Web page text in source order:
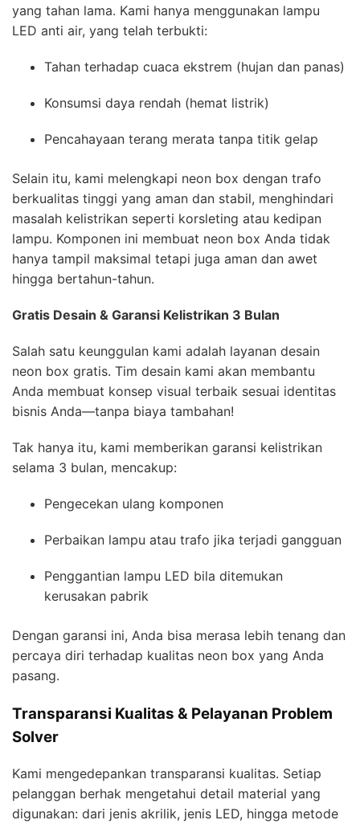
yang tahan lama. Kami hanya menggunakan lampu
LED anti air, yang telah terbukti:
Tahan terhadap cuaca ekstrem (hujan dan panas)
Konsumsi daya rendah (hemat listrik)
Pencahayaan terang merata tanpa titik gelap
Selain itu, kami melengkapi neon box dengan trafo
berkualitas tinggi yang aman dan stabil, menghindari
masalah kelistrikan seperti korsleting atau kedipan
lampu. Komponen ini membuat neon box Anda tidak
hanya tampil maksimal tetapi juga aman dan awet
hingga bertahun-tahun.
Gratis Desain & Garansi Kelistrikan 3 Bulan
Salah satu keunggulan kami adalah layanan desain
neon box gratis. Tim desain kami akan membantu
Anda membuat konsep visual terbaik sesuai identitas
bisnis Anda—tanpa biaya tambahan!
Tak hanya itu, kami memberikan garansi kelistrikan
selama 3 bulan, mencakup:
Pengecekan ulang komponen
Perbaikan lampu atau trafo jika terjadi gangguan
Penggantian lampu LED bila ditemukan
kerusakan pabrik
Dengan garansi ini, Anda bisa merasa lebih tenang dan
percaya diri terhadap kualitas neon box yang Anda
pasang.
Transparansi Kualitas & Pelayanan Problem
Solver
Kami mengedepankan transparansi kualitas. Setiap
pelanggan berhak mengetahui detail material yang
digunakan: dari jenis akrilik, jenis LED, hingga metode